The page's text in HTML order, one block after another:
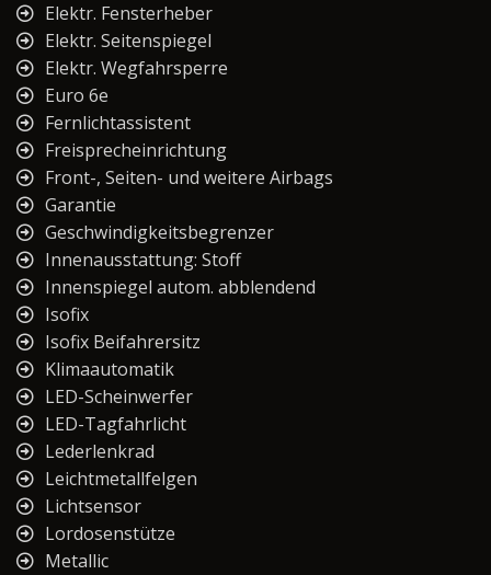
Elektr. Fensterheber
Elektr. Seitenspiegel
Elektr. Wegfahrsperre
Euro 6e
Fernlichtassistent
Freisprecheinrichtung
Front-, Seiten- und weitere Airbags
Garantie
Geschwindigkeitsbegrenzer
Innenausstattung: Stoff
Innenspiegel autom. abblendend
Isofix
Isofix Beifahrersitz
Klimaautomatik
LED-Scheinwerfer
LED-Tagfahrlicht
Lederlenkrad
Leichtmetallfelgen
Lichtsensor
Lordosenstütze
Metallic